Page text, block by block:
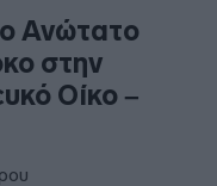
Ανώτατο
στην
Οίκο –